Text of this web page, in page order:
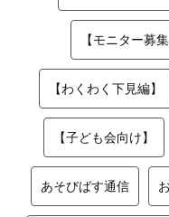
【モニター募集
【わくわく下見編】
【子ども会向け】
あそびばす通信